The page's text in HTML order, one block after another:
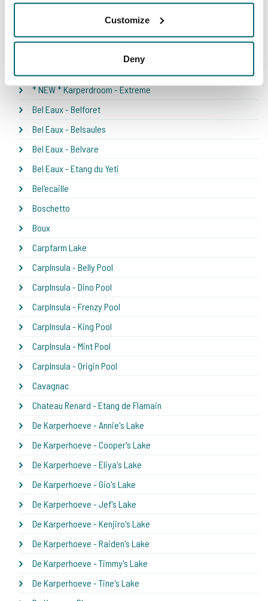
Customize
Deny
Ons aanbod
* NEW * Karperdroom - Extreme
Bel Eaux - Belforet
Bel Eaux - Belsaules
Bel Eaux - Belvare
Bel Eaux - Etang du Yeti
Bel'ecaille
Boschetto
Boux
Carpfarm Lake
CarpInsula - Belly Pool
CarpInsula - Dino Pool
CarpInsula - Frenzy Pool
CarpInsula - King Pool
CarpInsula - Mint Pool
CarpInsula - Origin Pool
Cavagnac
Chateau Renard - Etang de Flamain
De Karperhoeve - Annie's Lake
De Karperhoeve - Cooper's Lake
De Karperhoeve - Eliya's Lake
De Karperhoeve - Gio's Lake
De Karperhoeve - Jef's Lake
De Karperhoeve - Kenjiro's Lake
De Karperhoeve - Raiden's Lake
De Karperhoeve - Timmy's Lake
De Karperhoeve - Tine's Lake